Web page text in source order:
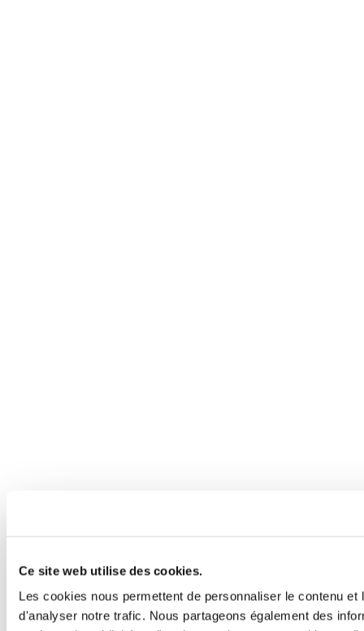
Ce site web utilise des cookies.
Les cookies nous permettent de personnaliser le contenu
d'analyser notre trafic. Nous partageons également des